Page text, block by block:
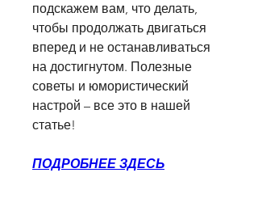
подскажем вам, что делать,
чтобы продолжать двигаться
вперед и не останавливаться
на достигнутом. Полезные
советы и юмористический
настрой – все это в нашей
статье!
ПОДРОБНЕЕ ЗДЕСЬ